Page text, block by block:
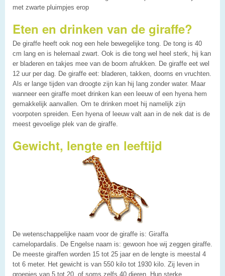
met zwarte pluimpjes erop
Eten en drinken van de giraffe?
De giraffe heeft ook nog een hele bewegelijke tong. De tong is 40
cm lang en is helemaal zwart. Ook is die tong wel heel sterk, hij kan
er bladeren en takjes mee van de boom afrukken. De giraffe eet wel
12 uur per dag. De giraffe eet: bladeren, takken, doorns en vruchten.
Als er lange tijden van droogte zijn kan hij lang zonder water. Maar
wanneer een giraffe moet drinken kan een leeuw of een hyena hem
gemakkelijk aanvallen. Om te drinken moet hij namelijk zijn
voorpoten spreiden. Een hyena of leeuw valt aan in de nek dat is de
meest gevoelige plek van de giraffe.
Gewicht, lengte en leeftijd
De wetenschappelijke naam voor de giraffe is: Giraffa
camelopardalis. De Engelse naam is: gewoon hoe wij zeggen giraffe.
De meeste giraffen worden 15 tot 25 jaar en de lengte is meestal 4
tot 6 meter. Het gewicht is van 550 kilo tot 1930 kilo. Zij leven in
groepjes van 5 tot 20, of soms zelfs 40 dieren. Hun sterke